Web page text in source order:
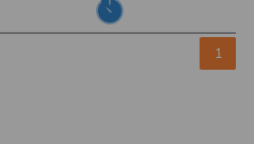
1
être affectée
pages ou